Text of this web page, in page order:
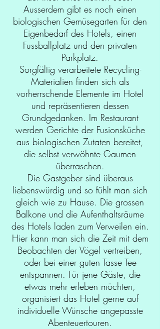
Ausserdem gibt es noch einen
biologischen Gemüsegarten für den
Eigenbedarf des Hotels, einen
Fussballplatz und den privaten
Parkplatz.
Sorgfältig verarbeitete Recycling-
Materialien finden sich als
vorherrschende Elemente im Hotel
und repräsentieren dessen
Grundgedanken. Im Restaurant
werden Gerichte der Fusionsküche
aus biologischen Zutaten bereitet,
die selbst verwöhnte Gaumen
überraschen.
Die Gastgeber sind überaus
liebenswürdig und so fühlt man sich
gleich wie zu Hause. Die grossen
Balkone und die Aufenthaltsräume
des Hotels laden zum Verweilen ein.
Hier kann man sich die Zeit mit dem
Beobachten der Vögel vertreiben,
oder bei einer guten Tasse Tee
entspannen. Für jene Gäste, die
etwas mehr erleben möchten,
organisiert das Hotel gerne auf
individuelle Wünsche angepasste
Abenteuertouren.